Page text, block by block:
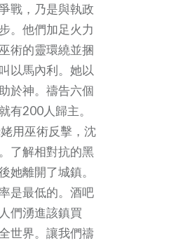
戰，乃是與執政
。他們加足火力
術的靈環繞並捆
以馬內利。她以
於神。禱告六個
有200人歸主。
用巫術反擊，沈
了解相對抗的黑
她離開了城鎮。
是最低的。酒吧
們湧進該鎮買
世界。讓我們禱